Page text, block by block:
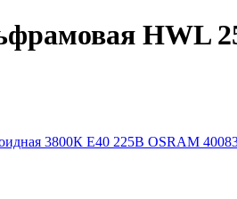
HWL